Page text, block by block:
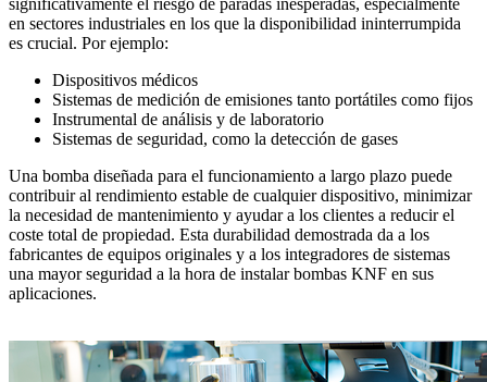
significativamente el riesgo de paradas inesperadas, especialmente
en sectores industriales en los que la disponibilidad ininterrumpida
es crucial. Por ejemplo:
Dispositivos médicos
Sistemas de medición de emisiones tanto portátiles como fijos
Instrumental de análisis y de laboratorio
Sistemas de seguridad, como la detección de gases
Una bomba diseñada para el funcionamiento a largo plazo puede
contribuir al rendimiento estable de cualquier dispositivo, minimizar
la necesidad de mantenimiento y ayudar a los clientes a reducir el
coste total de propiedad. Esta durabilidad demostrada da a los
fabricantes de equipos originales y a los integradores de sistemas
una mayor seguridad a la hora de instalar bombas KNF en sus
aplicaciones.